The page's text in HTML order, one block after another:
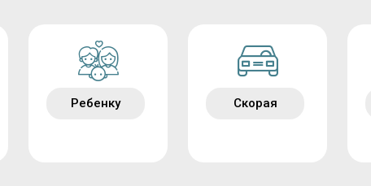
Ребенку Скорая